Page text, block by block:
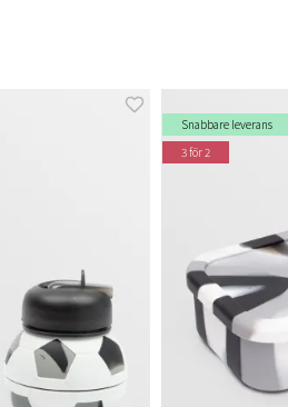
Snabbare leverans
3 för 2